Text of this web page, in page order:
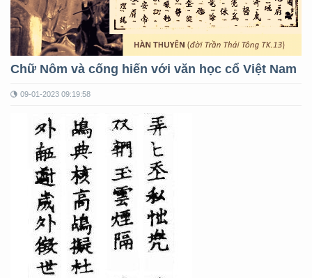
Chữ Nôm và cống hiến với văn học cổ Việt Nam
09-01-2023 09:19:58